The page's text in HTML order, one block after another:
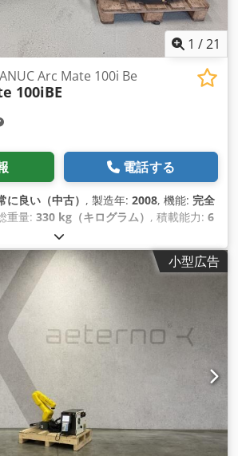
1 /21
Arc Mate 100i Be
100iBE
電話する
に良い（中古） , 製造年: 2008, 機能: 完全
重量: 330 kg（キログラム） , 積載能力: 6
, アームリーチ:
トローラモデル:R-J3IB Mate, ティーチ
Fanuc, 入力電圧:400 V
, 入力電流の種類:
mm,
小型広告